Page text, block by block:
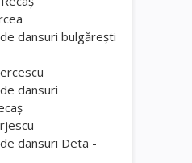
dansuri bulgăreşti
dansuri
dansuri Deta -